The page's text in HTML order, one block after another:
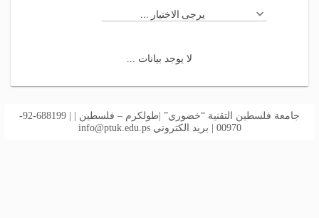
يرجى الاختيار ...
لا يوجد بيانات ...
جامعة فلسطين التقنية “خضوري” |طولكرم – فلسطين | | 688199-92-
00970 | بريد الكتروني
info@ptuk.edu.ps